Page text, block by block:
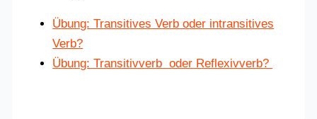
Übung: Transitives Verb oder intransitives
Verb?
Übung: Transitivverb oder Reflexivverb?